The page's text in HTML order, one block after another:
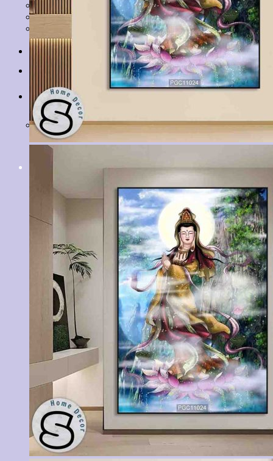
Tranh Cá Chép
Tranh Tĩnh Vật
Tranh Đồng Quê
Tranh Con Hổ
Tin tức
Giỏ hàng
Chưa có sản phẩm trong giỏ hàng.
kiếm: